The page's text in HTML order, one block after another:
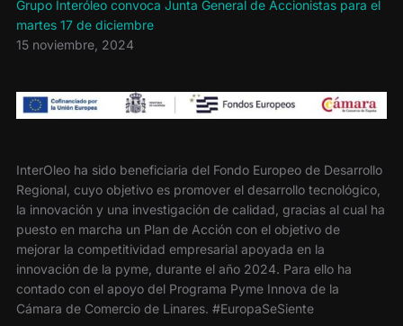
Grupo Interóleo convoca Junta General de Accionistas para el
martes 17 de diciembre
15 noviembre, 2024
InterOleo ha sido beneficiaria del Fondo Europeo de Desarrollo
Regional, cuyo objetivo es promover el desarrollo tecnológico,
la innovación y una investigación de calidad, gracias al cual ha
puesto en marcha un Plan de Acción con el objetivo de
mejorar la competitividad empresarial apoyada en la
innovación de la pyme, durante el año 2024. Para ello ha
contado con el apoyo del Programa Pyme Innova de la
Cámara de Comercio de Linares. #EuropaSeSiente